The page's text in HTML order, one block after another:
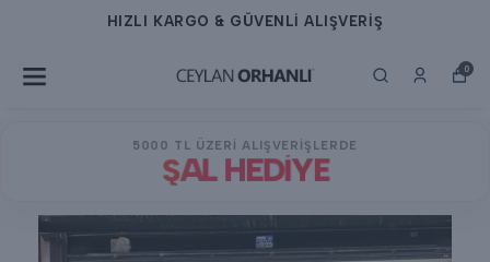
HIZLI KARGO & GÜVENLİ ALIŞVERİŞ
0
5000 TL ÜZERİ ALIŞVERİŞLERDE
ŞAL HEDİYE